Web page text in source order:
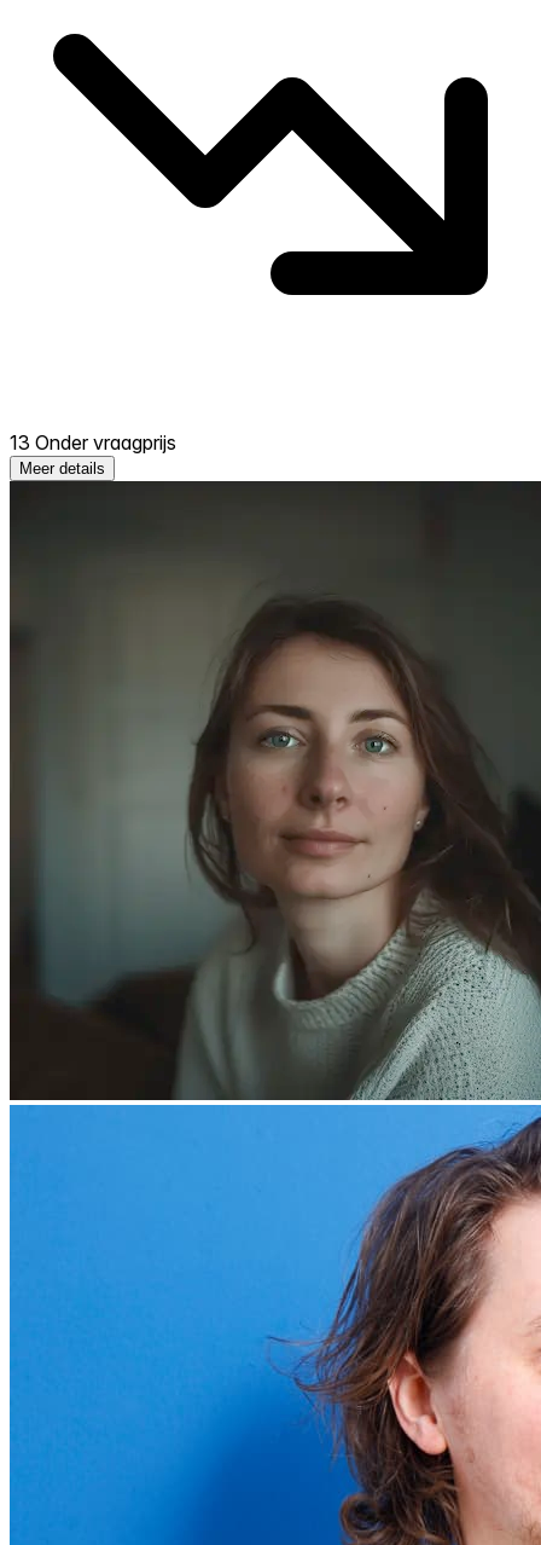
13 Onder vraagprijs
Meer details